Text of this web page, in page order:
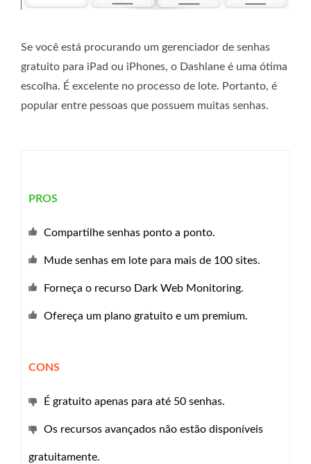
Se você está procurando um gerenciador de senhas
gratuito para iPad ou iPhones, o Dashlane é uma ótima
escolha. É excelente no processo de lote. Portanto, é
popular entre pessoas que possuem muitas senhas.
PROS
Compartilhe senhas ponto a ponto.
Mude senhas em lote para mais de 100 sites.
Forneça o recurso Dark Web Monitoring.
Ofereça um plano gratuito e um premium.
CONS
É gratuito apenas para até 50 senhas.
Os recursos avançados não estão disponíveis
gratuitamente.